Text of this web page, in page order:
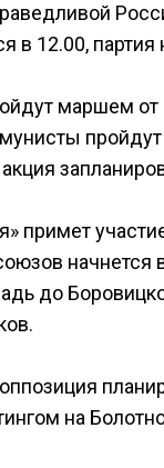
в 12.00,
маршем от
примет
начнется
до
на